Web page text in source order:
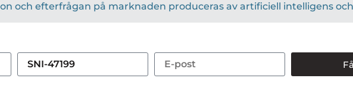
och efterfrågan på marknaden produceras av artificiell intelligens